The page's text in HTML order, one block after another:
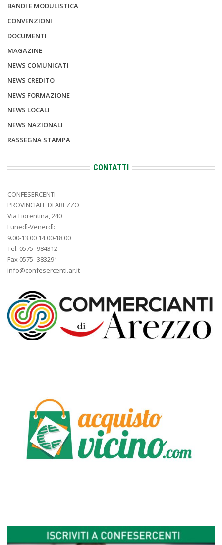
BANDI E MODULISTICA
CONVENZIONI
DOCUMENTI
MAGAZINE
NEWS COMUNICATI
NEWS CREDITO
NEWS FORMAZIONE
NEWS LOCALI
NEWS NAZIONALI
RASSEGNA STAMPA
CONTATTI
CONFESERCENTI
PROVINCIALE DI AREZZO
Via Fiorentina, 240
Lunedì-Venerdì:
9.00-13.00 14.00-18.00
Tel. 0575- 984312
Fax 0575- 383291
info@confesercenti.ar.it